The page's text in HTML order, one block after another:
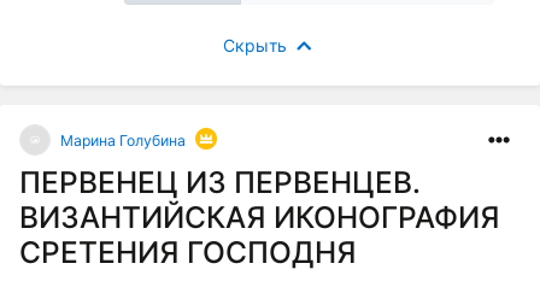
Скрыть
Марина Голубина
ПЕРВЕНЕЦ ИЗ ПЕРВЕНЦЕВ.
ВИЗАНТИЙСКАЯ ИКОНОГРАФИЯ
СРЕТЕНИЯ ГОСПОДНЯ